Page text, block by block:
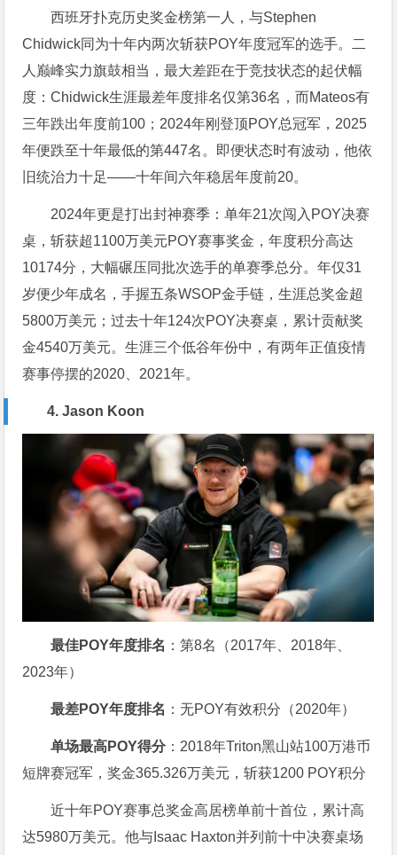
西班牙扑克历史奖金榜第一人，与Stephen
Chidwick同为十年内两次斩获POY年度冠军的选手。二
人巅峰实力旗鼓相当，最大差距在于竞技状态的起伏幅
度：Chidwick生涯最差年度排名仅第36名，而Mateos有
三年跌出年度前100；2024年刚登顶POY总冠军，2025
年便跌至十年最低的第447名。即便状态时有波动，他依
旧统治力十足——十年间六年稳居年度前20。
2024年更是打出封神赛季：单年21次闯入POY决赛
桌，斩获超1100万美元POY赛事奖金，年度积分高达
10174分，大幅碾压同批次选手的单赛季总分。年仅31
岁便少年成名，手握五条WSOP金手链，生涯总奖金超
5800万美元；过去十年124次POY决赛桌，累计贡献奖
金4540万美元。生涯三个低谷年份中，有两年正值疫情
赛事停摆的2020、2021年。
4. Jason Koon
最佳POY年度排名 ：第8名（2017年、2018年、
2023年）
最差POY年度排名 ：无POY有效积分（2020年）
单场最高POY得分：2018年Triton黑山站100万港币
短牌赛冠军，奖金365.326万美元，斩获1200 POY积分
近十年POY赛事总奖金高居榜单前十首位，累计高
达5980万美元。他与Isaac Haxton并列前十中决赛桌场